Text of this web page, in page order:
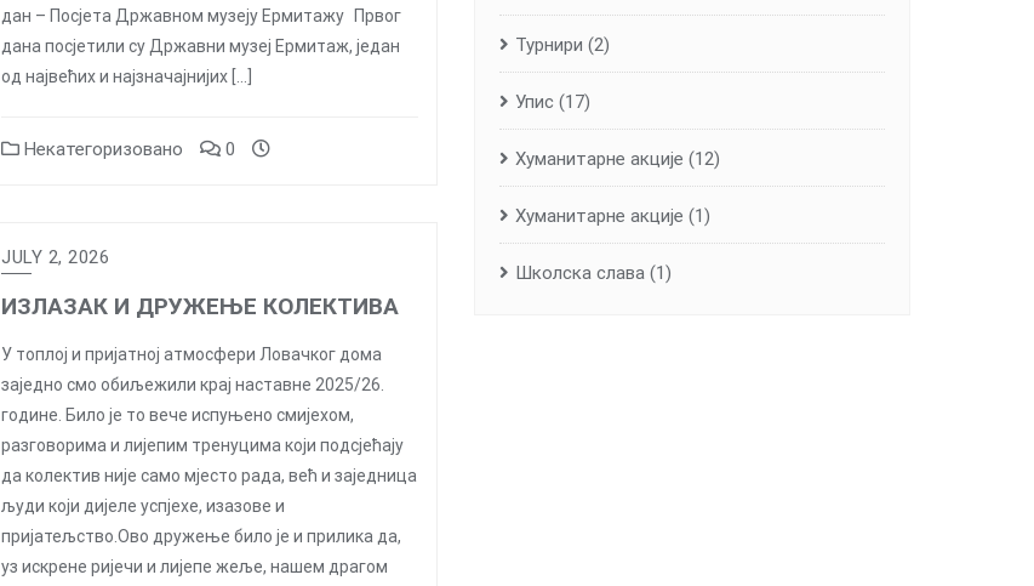
дан – Посјета Државном музеју Ермитажу Првог
дана посјетили су Државни музеј Ермитаж, један
од највећих и најзначајнијих […]
Некатегоризовано 0
JULY 2, 2026
ИЗЛАЗАК И ДРУЖЕЊЕ КОЛЕКТИВА
У топлој и пријатној атмосфери Ловачког дома
заједно смо обиљежили крај наставне 2025/26.
године. Било је то вече испуњено смијехом,
разговорима и лијепим тренуцима који подсјећају
да колектив није само мјесто рада, већ и заједница
људи који дијеле успјехе, изазове и
пријатељство.Ово дружење било је и прилика да,
уз искрене ријечи и лијепе жеље, нашем драгом
Турнири (2)
Упис (17)
Хуманитарне aкције (12)
Хуманитарне акције (1)
Школска слава (1)